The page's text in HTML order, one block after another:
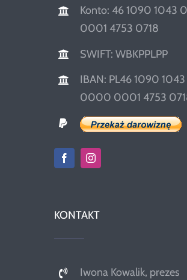
Konto: 46 1090 1043
0001 4753 0718
SWIFT: WBKPPLPP
IBAN: PL46 1090 1043
0000 0001 4753
KONTAKT
Iwona Kowalik, prezes